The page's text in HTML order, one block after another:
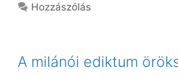
Hozzászólás
A milánói ediktum